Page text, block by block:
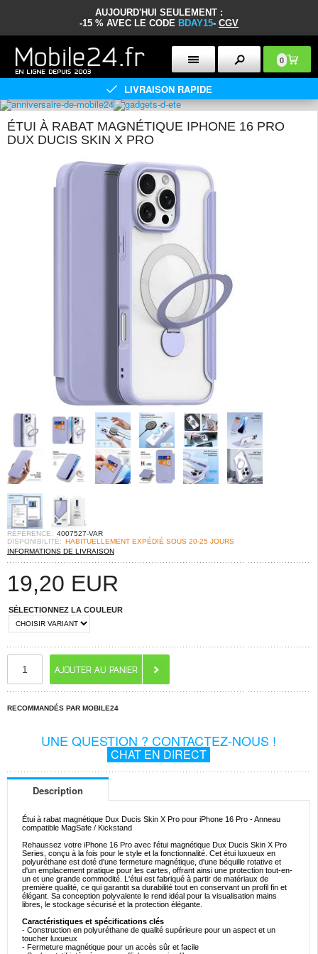
AUJOURD'HUI SEULEMENT :
-15 % AVEC LE CODE BDAY15- CGV
0
LIVRAISON RAPIDE
ÉTUI À RABAT MAGNÉTIQUE IPHONE 16 PRO
DUX DUCIS SKIN X PRO
RÉFÉRENCE: 4007527-VAR
DISPONIBILITÉ: HABITUELLEMENT EXPÉDIÉ SOUS 20-25 JOURS
INFORMATIONS DE LIVRAISON
19,20 EUR
SÉLECTIONNEZ LA COULEUR
RECOMMANDÉS PAR MOBILE24
UNE QUESTION ? CONTACTEZ-NOUS !
CHAT EN DIRECT
Description
Étui à rabat magnétique Dux Ducis Skin X Pro pour iPhone 16 Pro - Anneau
compatible MagSafe / Kickstand
Rehaussez votre iPhone 16 Pro avec l'étui magnétique Dux Ducis Skin X Pro
Series, conçu à la fois pour le style et la fonctionnalité. Cet étui luxueux en
polyuréthane est doté d'une fermeture magnétique, d'une béquille rotative et
d'un emplacement pratique pour les cartes, offrant ainsi une protection tout-en-
un et une grande commodité. L'étui est fabriqué à partir de matériaux de
première qualité, ce qui garantit sa durabilité tout en conservant un profil fin et
élégant. Sa conception polyvalente le rend idéal pour la visualisation mains
libres, le stockage sécurisé et la protection élégante.
Caractéristiques et spécifications clés
- Construction en polyuréthane de qualité supérieure pour un aspect et un
toucher luxueux
- Fermeture magnétique pour un accès sûr et facile